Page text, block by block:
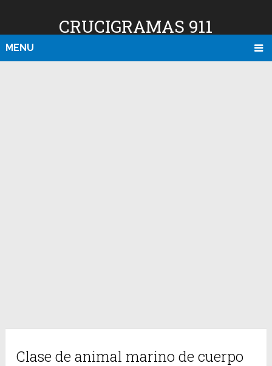
CRUCIGRAMAS 911
MENU
Clase de animal marino de cuerpo